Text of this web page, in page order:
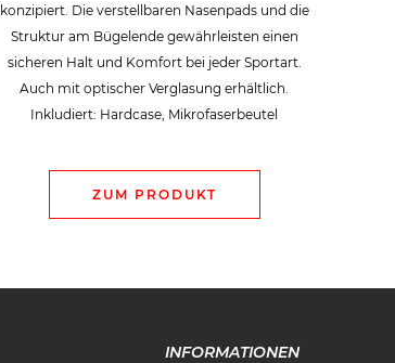
konzipiert. Die verstellbaren Nasenpads und die
Struktur am Bügelende gewährleisten einen
sicheren Halt und Komfort bei jeder Sportart.
Auch mit optischer Verglasung erhältlich.
Inkludiert: Hardcase, Mikrofaserbeutel
ZUM PRODUKT
INFORMATIONEN